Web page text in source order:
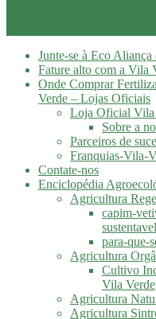
Junte-se à Eco
Fature alto com a Vila
Onde Comprar
Verde – Lojas Oficiais
Loja Oficial Vila
Sobre a
Parceiros de
Franquias-Vila-
Contate-nos
Enciclopédia
Agricultura
capim-
sustentavel
para-que-
Agricultura
Cultivo
Vila Verde
Agricultura
Agricultura